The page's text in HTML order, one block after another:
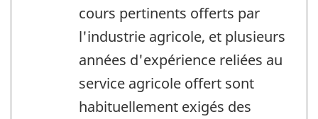
cours pertinents offerts par
l'industrie agricole, et plusieurs
années d'expérience reliées au
service agricole offert sont
habituellement exigés des